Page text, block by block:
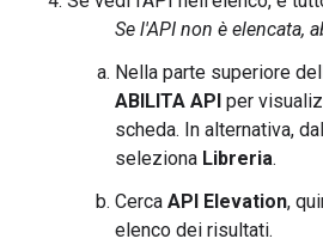
Se l'API non è elencata,
Nella parte superiore
ABILITA API per
scheda. In alternativa,
seleziona Libreria.
Cerca API Elevation,
elenco dei risultati.